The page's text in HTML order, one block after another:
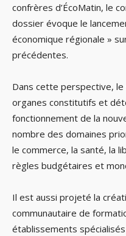
confrères d’ÉcoMatin, le
dossier évoque le
économique régionale »
précédentes.
Dans cette perspective,
organes constitutifs et
fonctionnement de la
nombre des domaines
le commerce, la santé, la
règles budgétaires et
Il est aussi projeté la
communautaire de
établissements